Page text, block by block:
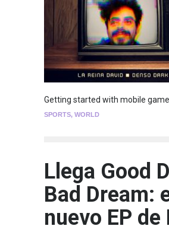
Getting started with mobile
SPORTS, WORLD
Llega Good
Bad Dream:
nuevo EP de